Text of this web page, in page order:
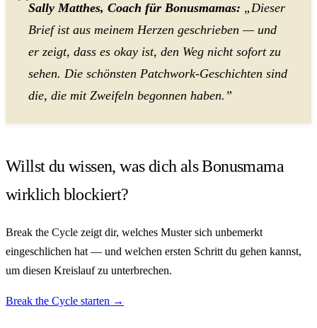
Sally Matthes, Coach für Bonusmamas: „Dieser
Brief ist aus meinem Herzen geschrieben — und
er zeigt, dass es okay ist, den Weg nicht sofort zu
sehen. Die schönsten Patchwork-Geschichten sind
die, die mit Zweifeln begonnen haben.”
Willst du wissen, was dich als Bonusmama
wirklich blockiert?
Break the Cycle zeigt dir, welches Muster sich unbemerkt
eingeschlichen hat — und welchen ersten Schritt du gehen kannst,
um diesen Kreislauf zu unterbrechen.
Break the Cycle starten →